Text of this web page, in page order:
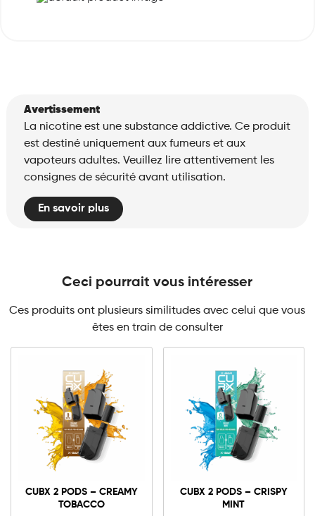
Avertissement
La nicotine est une substance addictive. Ce produit
est destiné uniquement aux fumeurs et aux
vapoteurs adultes. Veuillez lire attentivement les
consignes de sécurité avant utilisation.
En savoir plus
Ceci pourrait vous intéresser
Ces produits ont plusieurs similitudes avec celui que vous
êtes en train de consulter
CUBX 2 PODS – CREAMY
TOBACCO
0mg 10mg
2
-
Ajouter au panier
CUBX 2 PODS – CRISPY
MINT
0mg 10mg
2
-
Ajouter au panier